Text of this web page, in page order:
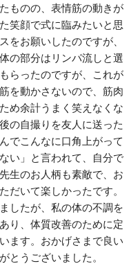
ものの、表情筋の動きが
笑顔で式に臨みたいと思
をお願いしたのですが、
の部分はリンパ流しと選
らったのですが、これが
を動かさないので、筋肉
め余計うまく笑えなくな
の自撮りを友人に送った
でこんなに口角上がって
い」と言われて、自分で
生のお人柄も素敵で、お
だいて楽しかったです。
したが、私の体の不調を
り、体質改善のために定
ます。おかげさまで良い
とうございました。